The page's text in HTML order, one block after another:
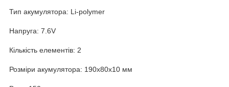
Тип акумулятора: Li-polymer
Напруга: 7.6V
Кількість елементів: 2
Розміри акумулятора: 190x80x10 мм